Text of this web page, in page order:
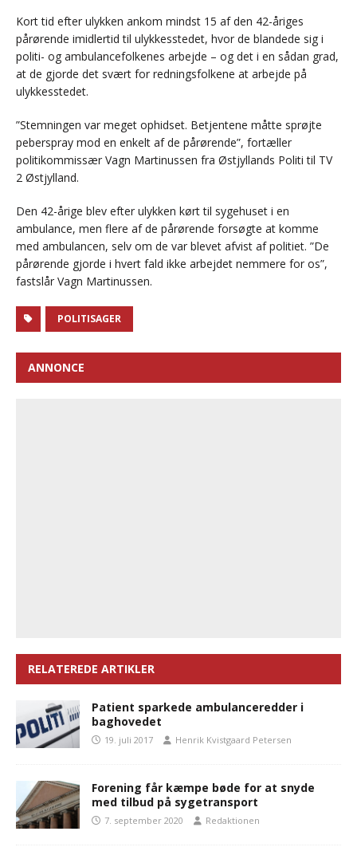
Kort tid efter ulykken ankom mindst 15 af den 42-åriges
pårørende imidlertid til ulykkesstedet, hvor de blandede sig i
politi- og ambulancefolkenes arbejde – og det i en sådan grad,
at de gjorde det svært for redningsfolkene at arbejde på
ulykkesstedet.
”Stemningen var meget ophidset. Betjentene måtte sprøjte
peberspray mod en enkelt af de pårørende”, fortæller
politikommissær Vagn Martinussen fra Østjyllands Politi til TV
2 Østjylland.
Den 42-årige blev efter ulykken kørt til sygehuset i en
ambulance, men flere af de pårørende forsøgte at komme
med ambulancen, selv om de var blevet afvist af politiet. ”De
pårørende gjorde i hvert fald ikke arbejdet nemmere for os”,
fastslår Vagn Martinussen.
POLITISAGER
ANNONCE
RELATEREDE ARTIKLER
Patient sparkede ambulanceredder i
baghovedet
19. juli 2017 Henrik Kvistgaard Petersen
Forening får kæmpe bøde for at snyde
med tilbud på sygetransport
7. september 2020 Redaktionen